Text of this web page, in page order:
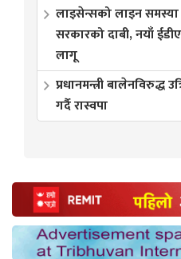
लाइसेन्सको लाइन
सरकारको दाबी, नयाँ
लागू
प्रधानमन्त्री बालेनविरुद्ध
गर्दै रास्वपा